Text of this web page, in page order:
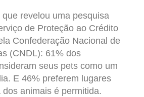
revelou uma pesquisa
de Proteção ao Crédito
Confederação Nacional de
(CNDL): 61% dos
seus pets como um
E 46% preferem lugares
animais é permitida.